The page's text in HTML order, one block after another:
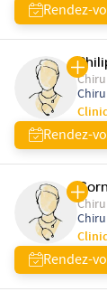
Rendez-
Rendez-
Rendez-